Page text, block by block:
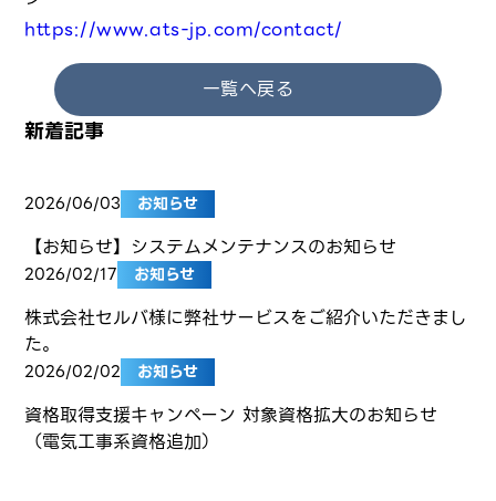
https://www.ats-jp.com/contact/
一覧へ戻る
新着記事
2026/06/03 お知らせ
【お知らせ】システムメンテナンスのお知らせ
2026/02/17 お知らせ
株式会社セルバ様に弊社サービスをご紹介いただきまし
た。
2026/02/02 お知らせ
資格取得支援キャンペーン 対象資格拡大のお知らせ
（電気工事系資格追加）